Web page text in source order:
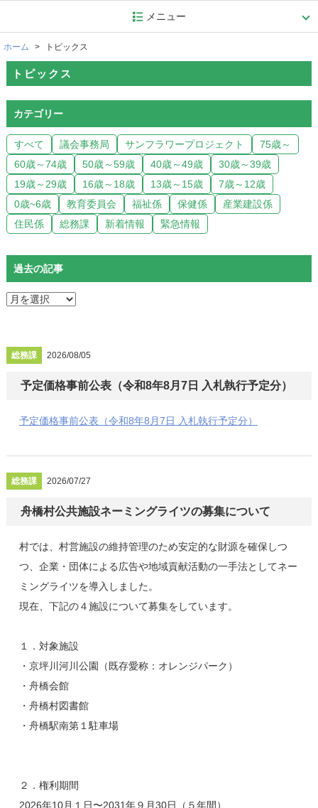
メニュー
ホーム トピックス
トピックス
カテゴリー
すべて 議会事務局 サンフラワープロジェクト
75歳～
60歳～74歳
50歳～59歳 40歳～49歳
30歳～39歳
19歳～29歳
16歳～18歳 13歳～15歳
7歳～12歳
0歳~6歳
教育委員会 福祉係 保健係
産業建設係
住民係
総務課 新着情報 緊急情報
過去の記事
総務課 2026/08/05
予定価格事前公表（令和8年8月7日 入札執行予定分）
予定価格事前公表（令和8年8月7日 入札執行予定分）
総務課 2026/07/27
舟橋村公共施設ネーミングライツの募集について
村では、村営施設の維持管理のため安定的な財源を確保しつ
つ、企業・団体による広告や地域貢献活動の一手法としてネー
ミングライツを導入しました。
現在、下記の４施設について募集をしています。
１．対象施設
・京坪川河川公園（既存愛称：オレンジパーク）
・舟橋会館
・舟橋村図書館
・舟橋駅南第１駐車場
２．権利期間
2026年10月１日〜2031年９月30日（５年間）